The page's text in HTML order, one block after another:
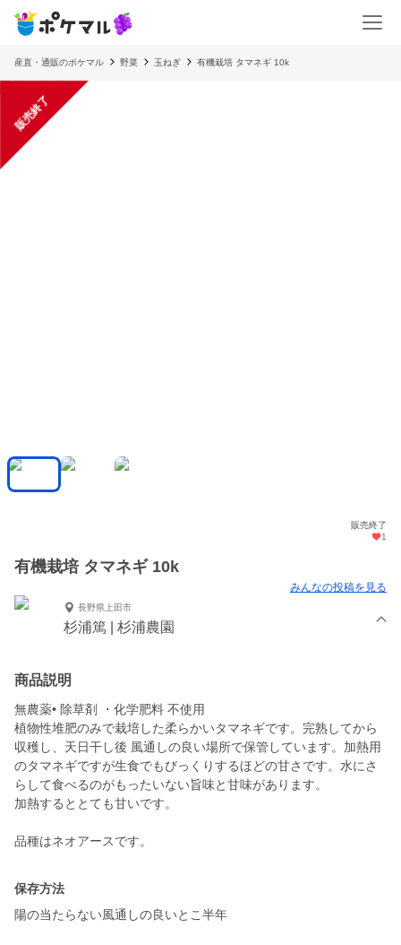
産直・通販のポケマル 野菜 玉ねぎ 有機栽培 タマネギ 10k
販売終了
販売終了
1
有機栽培 タマネギ 10k
みんなの投稿を見る
長野県上田市
杉浦篤 | 杉浦農園
商品説明
無農薬• 除草剤 ・化学肥料 不使用
植物性堆肥のみで栽培した柔らかいタマネギです。完熟してから
収穫し、天日干し後 風通しの良い場所で保管しています。加熱用
のタマネギですが生食でもびっくりするほどの甘さです。水にさ
らして食べるのがもったいない旨味と甘味があります。
加熱するととても甘いです。
品種はネオアースです。
保存方法
陽の当たらない風通しの良いとこ半年